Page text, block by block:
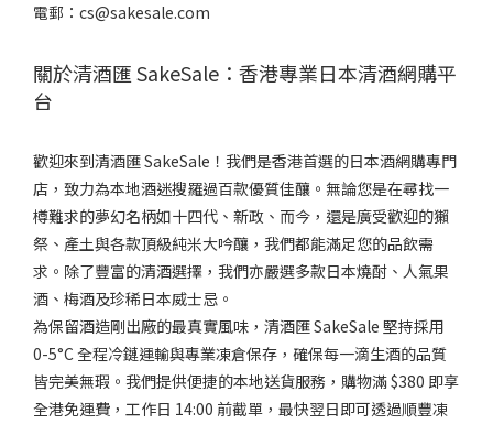
電郵：cs@sakesale.com
關於清酒匯 SakeSale：香港專業日本清酒網購平
台
歡迎來到清酒匯 SakeSale！我們是香港首選的日本酒網購專門
店，致力為本地酒迷搜羅過百款優質佳釀。無論您是在尋找一
樽難求的夢幻名柄如十四代、新政、而今，還是廣受歡迎的獺
祭、產土與各款頂級純米大吟釀，我們都能滿足您的品飲需
求。除了豐富的清酒選擇，我們亦嚴選多款日本燒酎、人氣果
酒、梅酒及珍稀日本威士忌。
為保留酒造剛出廠的最真實風味，清酒匯 SakeSale 堅持採用
0-5°C 全程冷鏈運輸與專業凍倉保存，確保每一滴生酒的品質
皆完美無瑕。我們提供便捷的本地送貨服務，購物滿 $380 即享
全港免運費，工作日 14:00 前截單，最快翌日即可透過順豐凍